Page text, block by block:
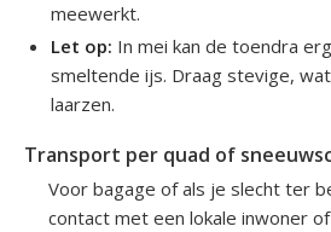
meewerkt.
Let op: In mei kan de toendra
smeltende ijs. Draag stevige,
laarzen.
Transport per quad of
Voor bagage of als je slecht ter
contact met een lokale inwoner